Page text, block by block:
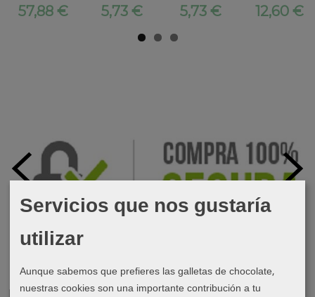
57,88 € 5,73 € 5,73 € 12,60 €
Servicios que nos gustaría
utilizar
Aunque sabemos que prefieres las galletas de chocolate,
nuestras cookies son una importante contribución a tu